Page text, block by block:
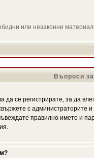
или незаконни
Въпроси
да се регистрирате, за да
с администраторите
правилно името и